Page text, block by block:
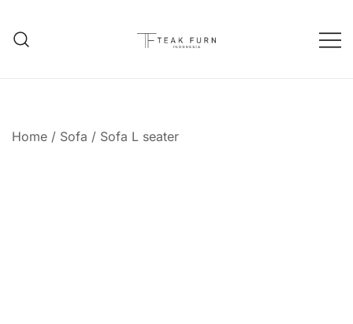
Home / Sofa / Sofa L seater